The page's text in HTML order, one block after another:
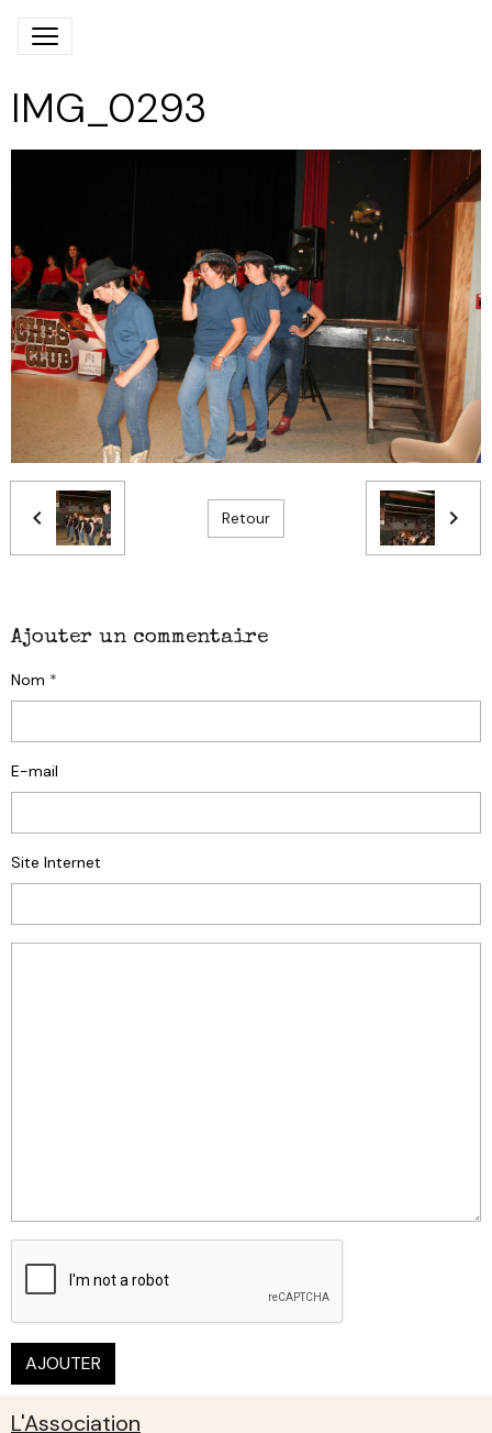
IMG_0293
Retour
Ajouter un commentaire
Nom
E-mail
Site Internet
AJOUTER
L'Association